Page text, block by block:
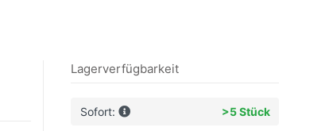
Lagerverfügbarkeit
Sofort: >5 Stück